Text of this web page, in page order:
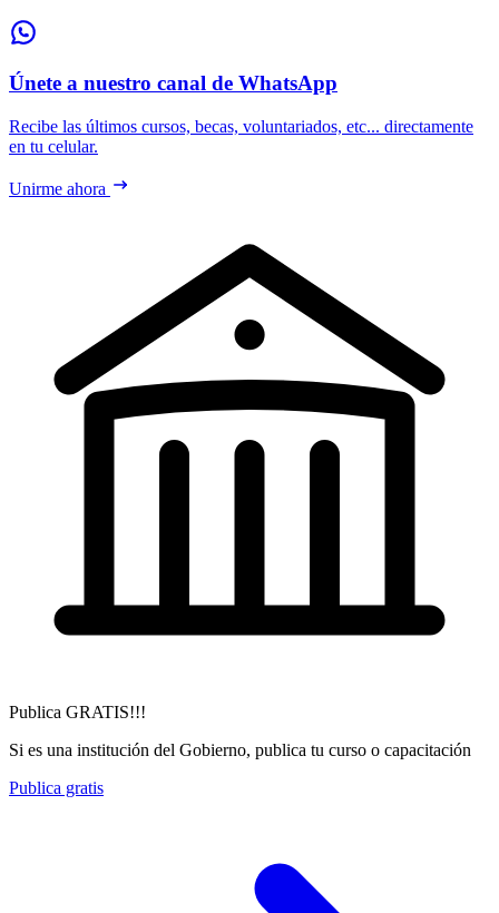
Únete a nuestro canal de WhatsApp
Recibe las últimos cursos, becas, voluntariados, etc... directamente
en tu celular.
Unirme ahora
Publica GRATIS!!!
Si es una institución del Gobierno, publica tu curso o capacitación
Publica gratis